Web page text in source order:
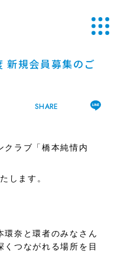
新規会員募集のご
SHARE
クラブ「橋本純情内
します。
環奈と環者のみなさん
くつながれる場所を目